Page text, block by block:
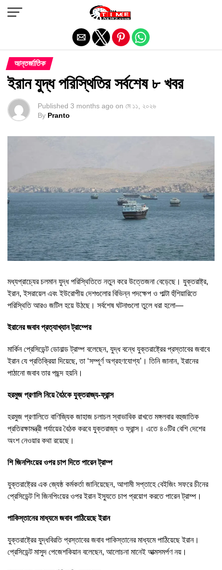
আন্তর্জাতিক
ইরান যুদ্ধ পরিস্থিতির সর্বশেষ ৮ খবর
Published 3 months ago on মে ১১, ২০২৬
By Pranto
মধ্যপ্রাচ্যের চলমান যুদ্ধ পরিস্থিতিতে নতুন করে উত্তেজনা বেড়েছে। যুক্তরাষ্ট্র,
ইরান, ইসরায়েল এবং ইউরোপীয় দেশগুলোর বিভিন্ন পদক্ষেপ ও পাল্টা হুঁশিয়ারিতে
পরিস্থিতি আরও জটিল হয়ে উঠছে। সর্বশেষ ঘটনাগুলো তুলে ধরা হলো—
ইরানের জবাব প্রত্যাখ্যান ট্রাম্পের
মার্কিন প্রেসিডেন্ট ডোনাল্ড ট্রাম্প বলেছেন, যুদ্ধ বন্ধে যুক্তরাষ্ট্রের প্রস্তাবের জবাবে
ইরান যে প্রতিক্রিয়া দিয়েছে, তা ‘সম্পূর্ণ অগ্রহণযোগ্য’। তিনি জানান, ইরানের
পাঠানো জবাব তার পছন্দ হয়নি।
হরমুজ প্রণালি নিয়ে বৈঠকে যুক্তরাজ্য-ফ্রান্স
হরমুজ প্রণালিতে বাণিজ্যিক জাহাজ চলাচল স্বাভাবিক রাখতে মঙ্গলবার বহুজাতিক
প্রতিরক্ষামন্ত্রী পর্যায়ের বৈঠক করবে যুক্তরাজ্য ও ফ্রান্স। এতে ৪০টির বেশি দেশের
অংশ নেওয়ার কথা রয়েছে।
শি জিনপিংয়ের ওপর চাপ দিতে পারেন ট্রাম্প
যুক্তরাষ্ট্রের এক জ্যেষ্ঠ কর্মকর্তা জানিয়েছেন, আগামী সপ্তাহে বেইজিং সফরে চীনের
প্রেসিডেন্ট শি জিনপিংয়ের ওপর ইরান ইস্যুতে চাপ প্রয়োগ করতে পারেন ট্রাম্প।
পাকিস্তানের মাধ্যমে জবাব পাঠিয়েছে ইরান
যুক্তরাষ্ট্রের যুদ্ধবিরতি প্রস্তাবের জবাব পাকিস্তানের মাধ্যমে পাঠিয়েছে ইরান।
প্রেসিডেন্ট মাসুদ পেজেশকিয়ান বলেছেন, আলোচনা মানেই আত্মসমর্পণ নয়।
Exit mobile version